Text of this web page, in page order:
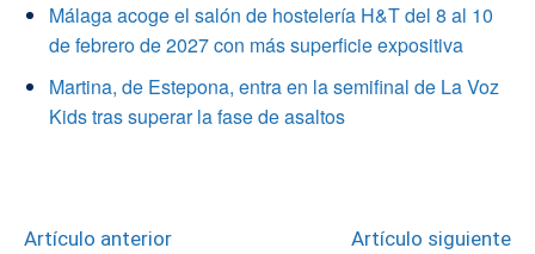
Málaga acoge el salón de hostelería H&T del 8 al 10
de febrero de 2027 con más superficie expositiva
Martina, de Estepona, entra en la semifinal de La Voz
Kids tras superar la fase de asaltos
Artículo anterior Artículo siguiente